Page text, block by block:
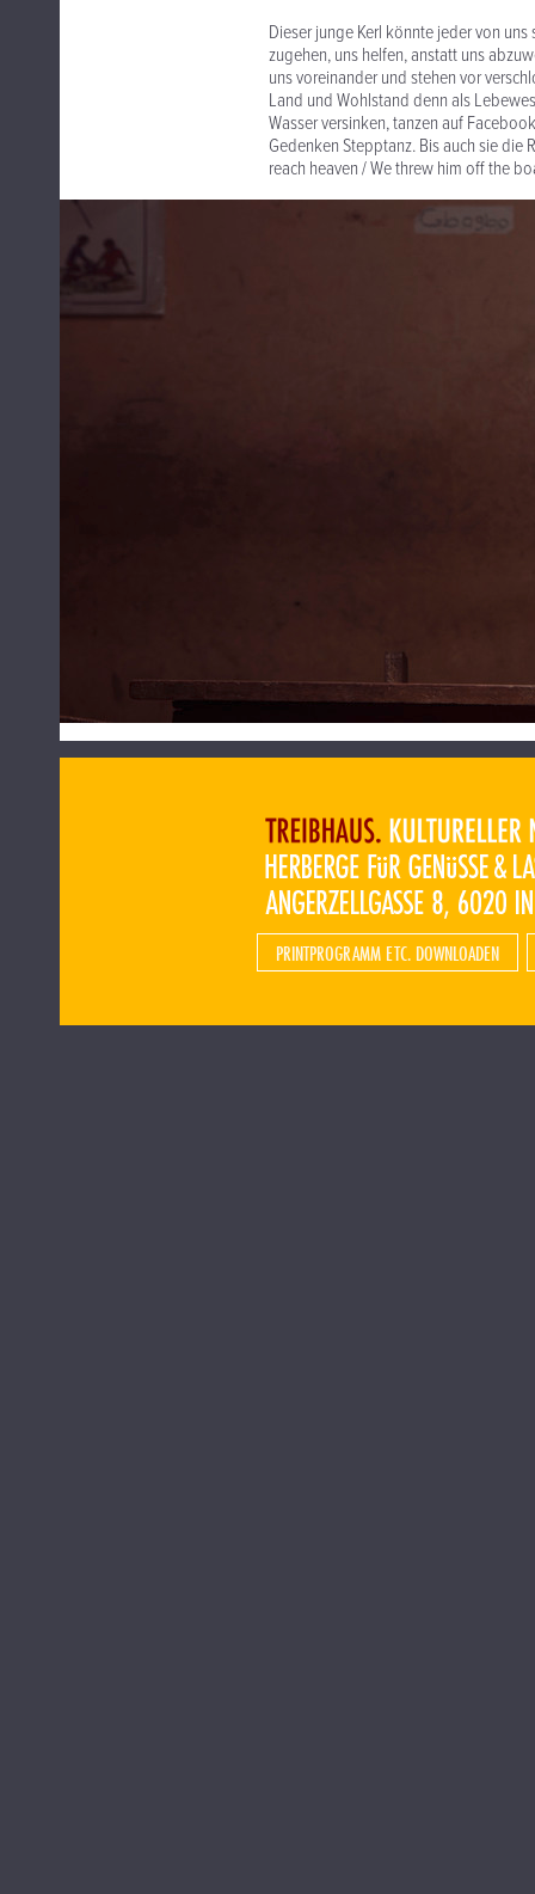
Dieser junge Kerl könnte jeder von
zugehen, uns helfen, anstatt uns
uns voreinander und stehen vor
Land und Wohlstand denn als
Wasser versinken, tanzen auf
Gedenken Stepptanz. Bis auch sie
reach heaven / We threw him off the
PRINTPROGRAMM ETC. DOWNLOADEN